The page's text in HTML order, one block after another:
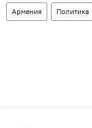
Армения Политика